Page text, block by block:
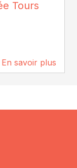
Tours
En savoir plus